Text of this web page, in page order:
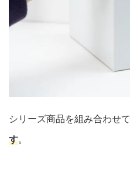
シリーズ商品を組み合わせて
す。